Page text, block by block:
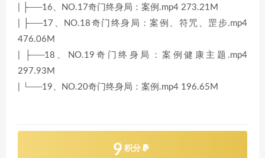
| ├──16、NO.17奇门终身局：案例.mp4 273.21M
| ├──17、NO.18奇门终身局：案例、符咒、罡步.mp4
476.06M
| ├──18、NO.19奇门终身局：案例健康主题.mp4
297.93M
| └──19、NO.20奇门终身局：案例.mp4 196.65M
9 积分